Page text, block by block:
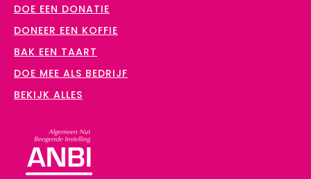
DOE EEN DONATIE
DONEER EEN KOFFIE
BAK EEN TAART
DOE MEE ALS BEDRIJF
BEKIJK ALLES